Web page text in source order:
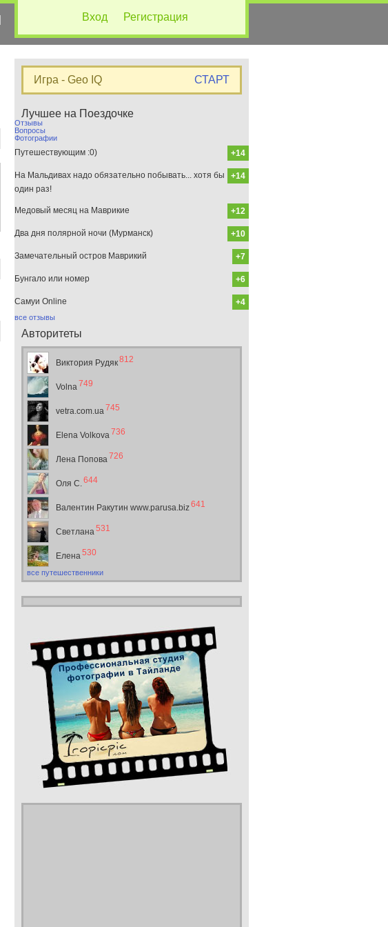
Вход Регистрация
Игра - Geo IQ СТАРТ
Лучшее на Поездочке
Отзывы
Вопросы
Фотографии
+14
Путешествующим :0)
+14
На Мальдивах надо обязательно побывать... хотя бы
один раз!
+12
Медовый месяц на Маврикие
+10
Два дня полярной ночи (Мурманск)
+7
Замечательный остров Маврикий
+6
Бунгало или номер
+4
Самуи Online
все отзывы
Авторитеты
Виктория Рудяк812
Volna749
vetra.com.ua745
Elena Volkova736
Лена Попова726
Оля С.644
Валентин Ракутин www.parusa.biz641
Светлана531
Елена530
все путешественники